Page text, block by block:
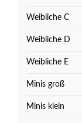
Weibliche C
Weibliche D
Weibliche E
Minis groß
Minis klein